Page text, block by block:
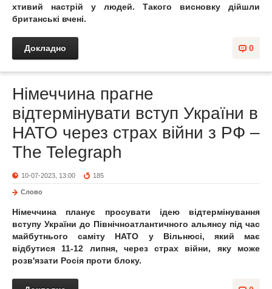
хтивий настрій у людей. Такого висновку дійшли
британські вчені.
0
Докладно
Німеччина прагне
відтермінувати вступ України в
НАТО через страх війни з РФ –
The Telegraph
10-07-2023, 13:00 185
Слово
Німеччина планує просувати ідею відтермінування
вступу України до Північноатлантичного альянсу під час
майбутнього саміту НАТО у Вільнюсі, який має
відбутися 11-12 липня, через страх війни, яку може
розв'язати Росія проти блоку.